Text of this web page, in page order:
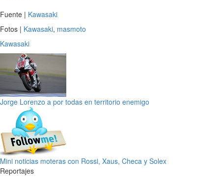
Fuente | Kawasaki
Fotos | Kawasaki, masmoto
Kawasaki
Jorge Lorenzo a por todas en territorio enemigo
Mini noticias moteras con Rossi, Xaus, Checa y Solex
Reportajes